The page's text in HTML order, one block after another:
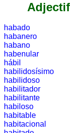
Quiz
de
villes
Liste
des
provinces
espagnoles
Lever
et
coucher
du
habado
habanero
habano
habenular
hábil
habilidosísimo
habilidoso
habilitador
habilitante
habiloso
habitable
habitacional